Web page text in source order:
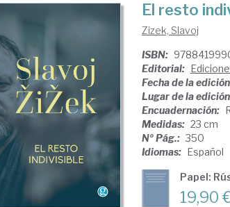
El resto
Zizek, Slavoj
ISBN:
Editorial:
Fecha de la
Lugar de la
Encuadernación:
Medidas: 23 cm
Nº Pág.: 350
Idiomas: Español
Papel:
19,90